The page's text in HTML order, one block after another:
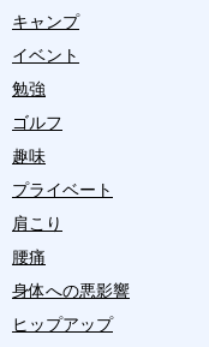
キャンプ
イベント
勉強
ゴルフ
趣味
プライベート
肩こり
腰痛
身体への悪影響
ヒップアップ